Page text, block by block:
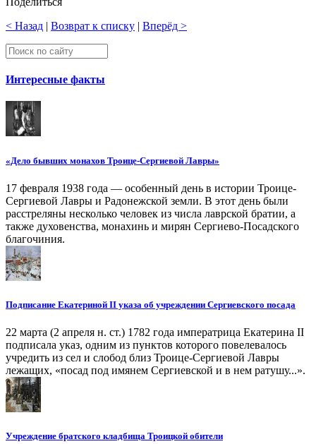
< Назад | Возврат к списку | Вперёд >
Интересные факты
«Дело бывших монахов Троице-Сергиевой Лавры»
17 февраля 1938 года — особенный день в истории Троице-
Сергиевой Лавры и Радонежской земли. В этот день были
расстреляны несколько человек из числа лаврской братии, а
также духовенства, монахинь и мирян Сергиево-Посадского
благочиния.
Подписание Екатериной II указа об учреждении Сергиевского посада
22 марта (2 апреля н. ст.) 1782 года императрица Екатерина II
подписала указ, одним из пунктов которого повелевалось
учредить из сел и слобод близ Троице-Сергиевой Лавры
лежащих, «посад под имянем Сергиевской и в нем ратушу...».
Учреждение братского кладбища Троицкой обители